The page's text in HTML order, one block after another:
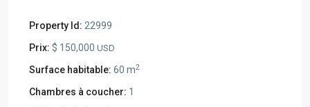
Property Id: 22999
Prix: $ 150,000 USD
Surface habitable: 60 m2
Chambres à coucher: 1